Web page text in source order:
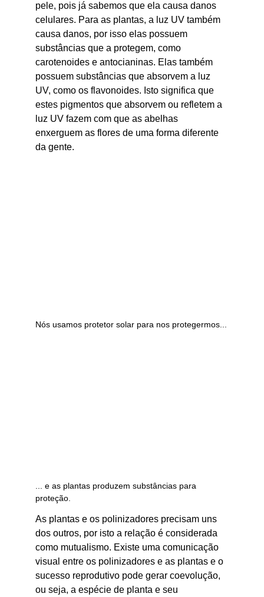
pele, pois já sabemos que ela causa danos
celulares. Para as plantas, a luz UV também
causa danos, por isso elas possuem
substâncias que a protegem, como
carotenoides e antocianinas. Elas também
possuem substâncias que absorvem a luz
UV, como os flavonoides. Isto significa que
estes pigmentos que absorvem ou refletem a
luz UV fazem com que as abelhas
enxerguem as flores de uma forma diferente
da gente.
Nós usamos protetor solar para nos protegermos...
... e as plantas produzem substâncias para
proteção.
As plantas e os polinizadores precisam uns
dos outros, por isto a relação é considerada
como mutualismo. Existe uma comunicação
visual entre os polinizadores e as plantas e o
sucesso reprodutivo pode gerar coevolução,
ou seja, a espécie de planta e seu